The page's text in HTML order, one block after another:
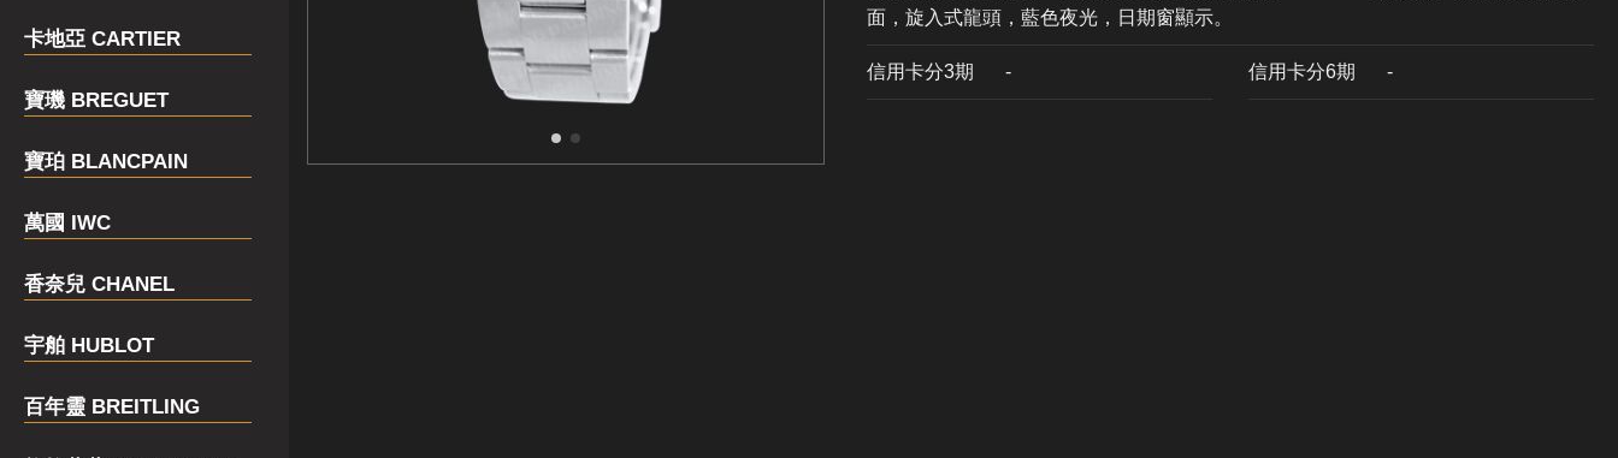
卡地亞 CARTIER
寶璣 BREGUET
寶珀 BLANCPAIN
萬國 IWC
香奈兒 CHANEL
宇舶 HUBLOT
百年靈 BREITLING
面，旋入式龍頭，藍色夜光，日期窗顯示。
信用卡分3期 ​- 信用卡分6期 -